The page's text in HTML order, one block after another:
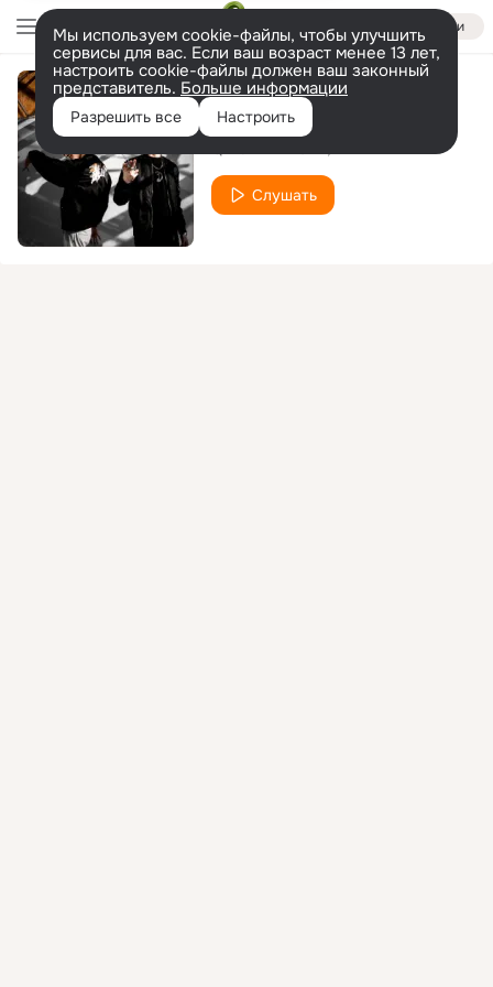
Войти
Мы используем cookie-файлы, чтобы улучшить
сервисы для вас. Если ваш возраст менее 13 лет,
настроить cookie-файлы должен ваш законный
представитель. Больше информации
Разрешить все Настроить
Ха Ха
Слушать